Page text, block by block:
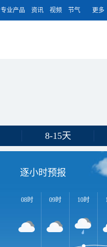
专业产品 资讯 视频 节气 更多
8-15天
逐小时预报
08时 09时 10时